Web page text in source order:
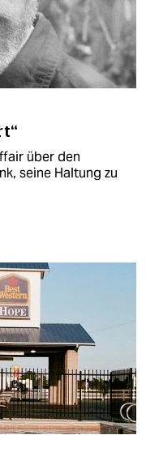
über den
seine Haltung zu